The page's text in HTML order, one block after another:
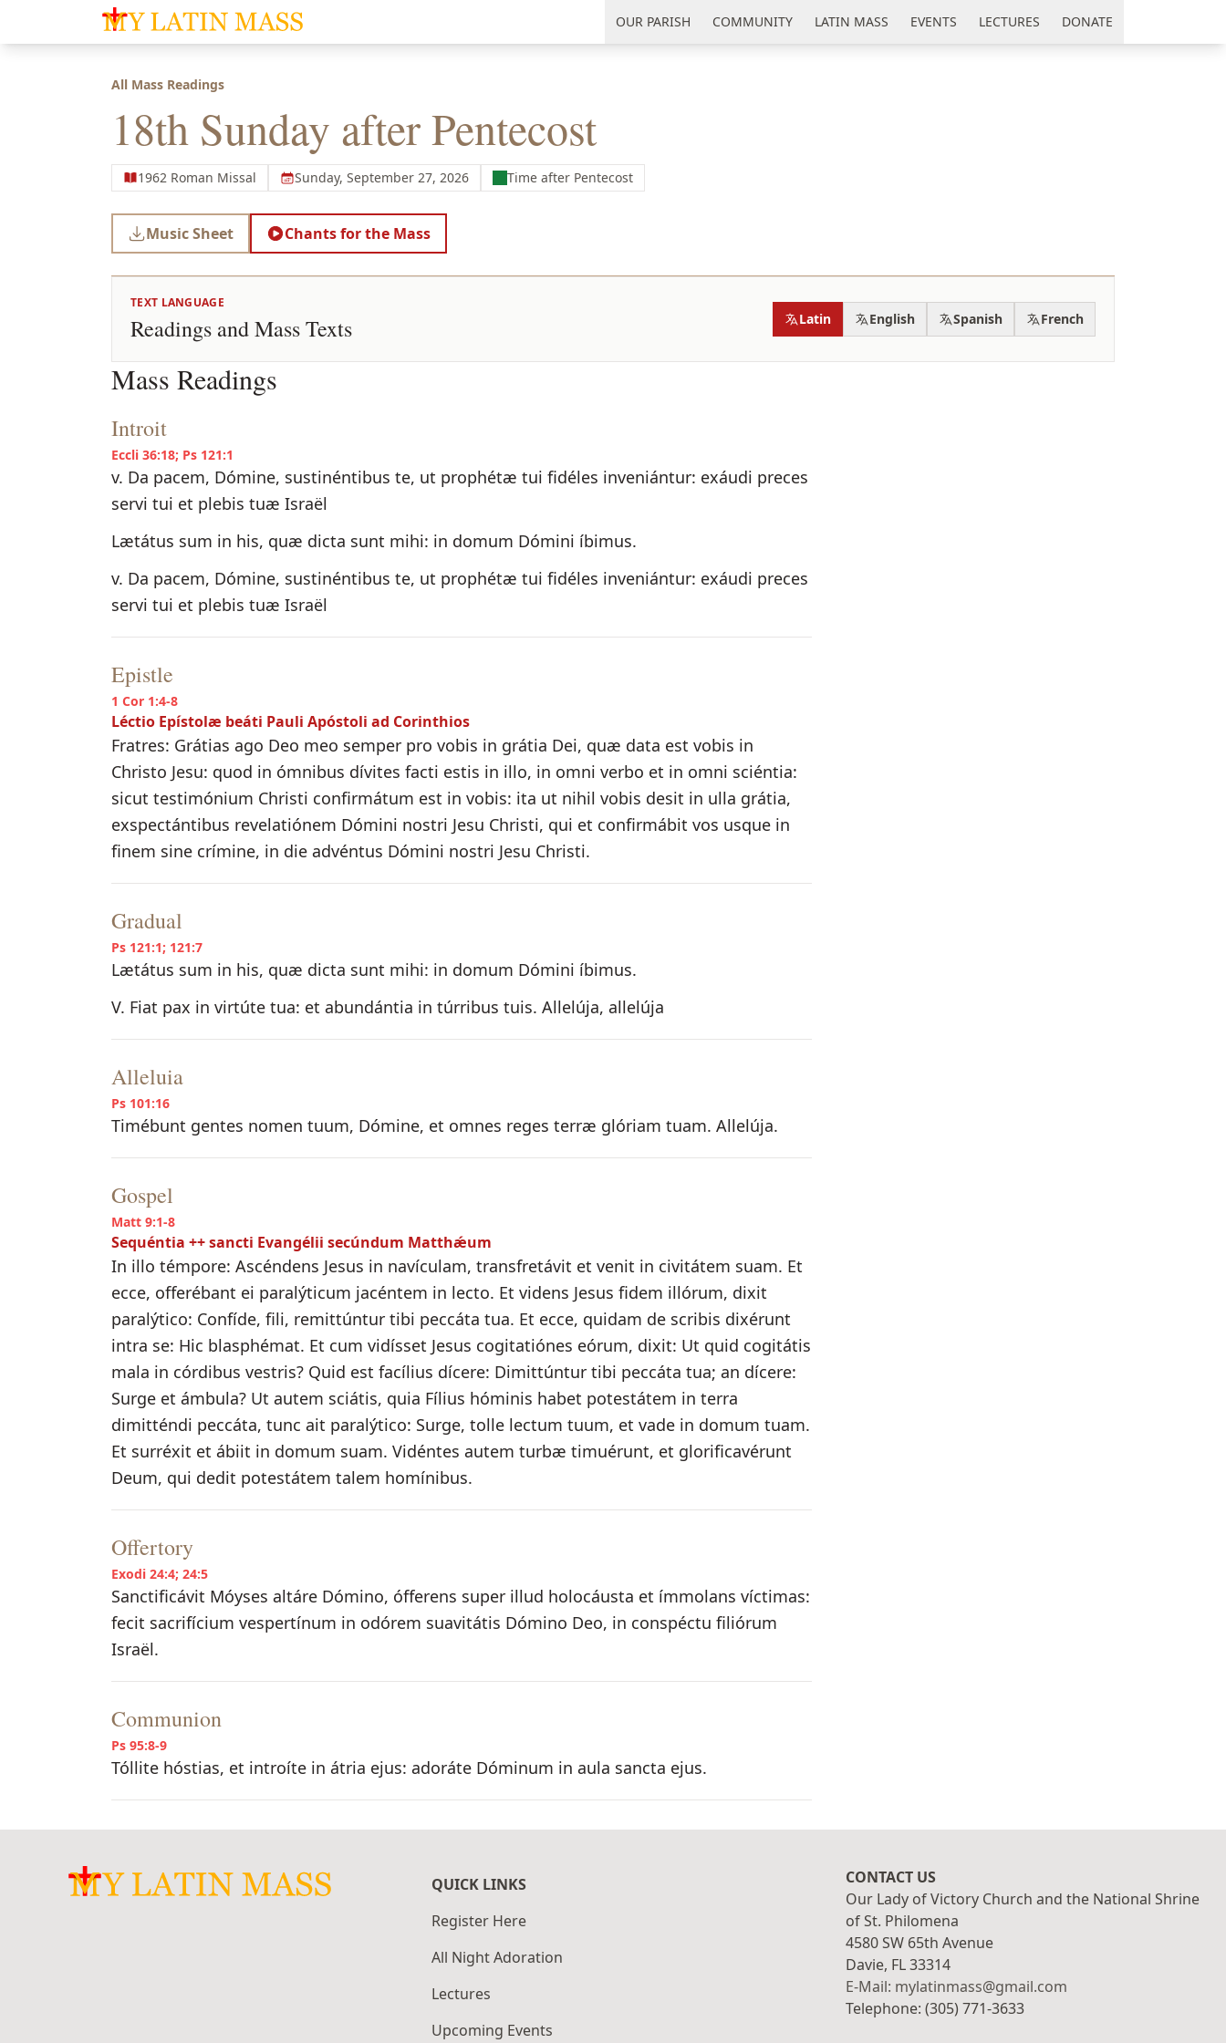
My Latin Mass - Traditional Latin Mass of South Florida OUR PARISH COMMUNITY LATIN MASS EVENTS LECTURES DONATE
All Mass Readings
18th Sunday after Pentecost
1962 Roman Missal Sunday, September 27, 2026 Time after Pentecost
Music Sheet Chants for the Mass
TEXT LANGUAGE
Readings and Mass Texts Latin English Spanish French
Mass Readings
Introit
Eccli 36:18; Ps 121:1
v. Da pacem, Dómine, sustinéntibus te, ut prophétæ tui fidéles inveniántur: exáudi preces
servi tui et plebis tuæ Israël
Lætátus sum in his, quæ dicta sunt mihi: in domum Dómini íbimus.
v. Da pacem, Dómine, sustinéntibus te, ut prophétæ tui fidéles inveniántur: exáudi preces
servi tui et plebis tuæ Israël
Epistle
1 Cor 1:4-8
Léctio Epístolæ beáti Pauli Apóstoli ad Corinthios
Fratres: Grátias ago Deo meo semper pro vobis in grátia Dei, quæ data est vobis in
Christo Jesu: quod in ómnibus dívites facti estis in illo, in omni verbo et in omni sciéntia:
sicut testimónium Christi confirmátum est in vobis: ita ut nihil vobis desit in ulla grátia,
exspectántibus revelatiónem Dómini nostri Jesu Christi, qui et confirmábit vos usque in
finem sine crímine, in die advéntus Dómini nostri Jesu Christi.
Gradual
Ps 121:1; 121:7
Lætátus sum in his, quæ dicta sunt mihi: in domum Dómini íbimus.
V. Fiat pax in virtúte tua: et abundántia in túrribus tuis. Allelúja, allelúja
Alleluia
Ps 101:16
Timébunt gentes nomen tuum, Dómine, et omnes reges terræ glóriam tuam. Allelúja.
Gospel
Matt 9:1-8
Sequéntia ++ sancti Evangélii secúndum Matthǽum
In illo témpore: Ascéndens Jesus in navículam, transfretávit et venit in civitátem suam. Et
ecce, offerébant ei paralýticum jacéntem in lecto. Et videns Jesus fidem illórum, dixit
paralýtico: Confíde, fili, remittúntur tibi peccáta tua. Et ecce, quidam de scribis dixérunt
intra se: Hic blasphémat. Et cum vidísset Jesus cogitatiónes eórum, dixit: Ut quid cogitátis
mala in córdibus vestris? Quid est facílius dícere: Dimittúntur tibi peccáta tua; an dícere:
Surge et ámbula? Ut autem sciátis, quia Fílius hóminis habet potestátem in terra
dimitténdi peccáta, tunc ait paralýtico: Surge, tolle lectum tuum, et vade in domum tuam.
Et surréxit et ábiit in domum suam. Vidéntes autem turbæ timuérunt, et glorificavérunt
Deum, qui dedit potestátem talem homínibus.
Offertory
Exodi 24:4; 24:5
Sanctificávit Móyses altáre Dómino, ófferens super illud holocáusta et ímmolans víctimas:
fecit sacrifícium vespertínum in odórem suavitátis Dómino Deo, in conspéctu filiórum
Israël.
Communion
Ps 95:8-9
Tóllite hóstias, et introíte in átria ejus: adoráte Dóminum in aula sancta ejus.
QUICK LINKS
Register Here
All Night Adoration
Lectures
Upcoming Events
CONTACT US
Our Lady of Victory Church and the National Shrine
of St. Philomena
4580 SW 65th Avenue
Davie, FL 33314
E-Mail: mylatinmass@gmail.com
Telephone: (305) 771-3633